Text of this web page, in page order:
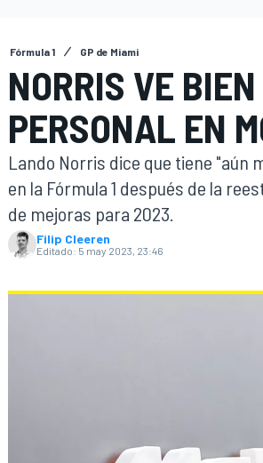
INDYCAR
Fórmula 1 GP de Miami
NORRIS VE
PERSONAL EN
Lando Norris dice que tiene "aún
en la Fórmula 1 después de la
de mejoras para 2023.
Filip Cleeren
Editado: 5 may 2023, 23:46